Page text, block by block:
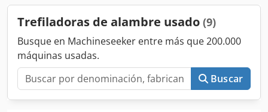
Trefiladoras de alambre usado (9)
Busque en Machineseeker entre más que 200.000
máquinas usadas.
Buscar